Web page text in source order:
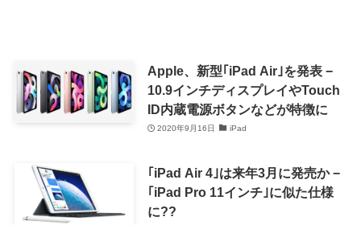
Apple、新型｢iPad Air｣を発表 −
10.9インチディスプレイやTouch
ID内蔵電源ボタンなどが特徴に
2020年9月16日 iPad
｢iPad Air 4｣は来年3月に発売か −
｢iPad Pro 11インチ｣に似た仕様
に??